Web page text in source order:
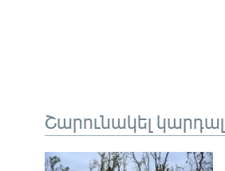
Շարունակել կարդալ